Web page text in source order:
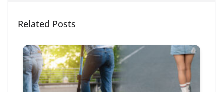
Related Posts